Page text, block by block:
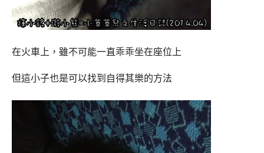
在火車上，雖不可能一直乖乖坐在座位上
但這小子也是可以找到自得其樂的方法